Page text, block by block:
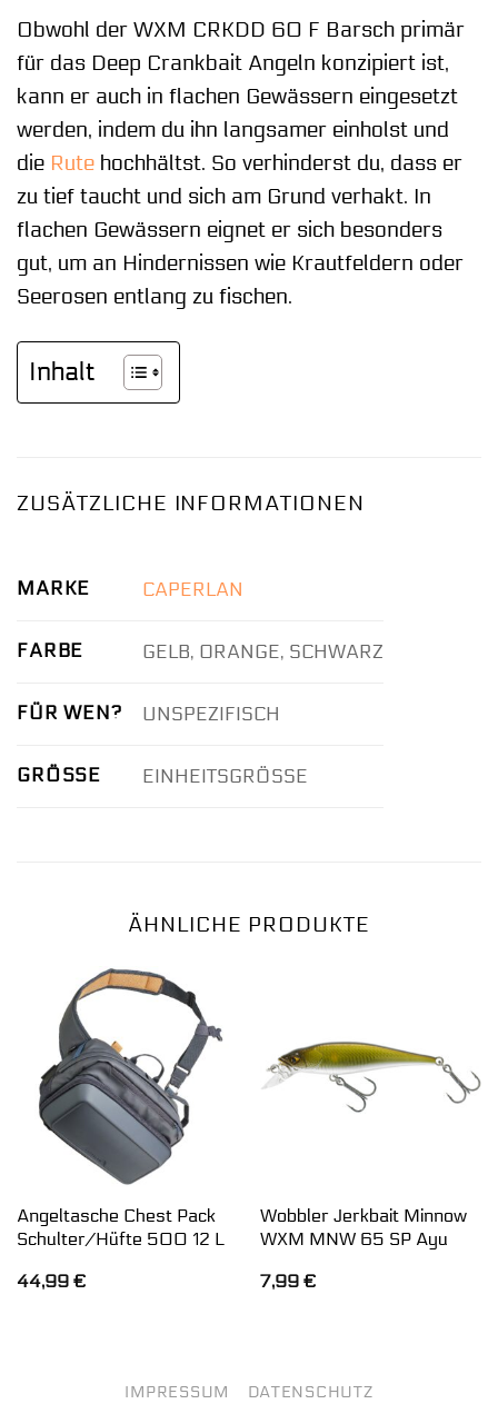
Obwohl der WXM CRKDD 60 F Barsch primär
für das Deep Crankbait Angeln konzipiert ist,
kann er auch in flachen Gewässern eingesetzt
werden, indem du ihn langsamer einholst und
die Rute hochhältst. So verhinderst du, dass er
zu tief taucht und sich am Grund verhakt. In
flachen Gewässern eignet er sich besonders
gut, um an Hindernissen wie Krautfeldern oder
Seerosen entlang zu fischen.
Inhalt
ZUSÄTZLICHE INFORMATIONEN
MARKE CAPERLAN
FARBE GELB, ORANGE, SCHWARZ
FÜR WEN? UNSPEZIFISCH
GRÖSSE EINHEITSGRÖSSE
ÄHNLICHE PRODUKTE
Angeltasche Chest Pack
Schulter/Hüfte 500 12 L
44,99 €
Wobbler Jerkbait Minnow
WXM MNW 65 SP Ayu
7,99 €
IMPRESSUM DATENSCHUTZ